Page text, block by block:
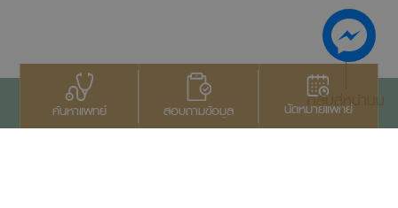
ค้นหาแพทย์ สอบถามข้อมูล นัดหมายแพทย์
กลับสู่หน้าบน